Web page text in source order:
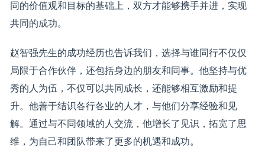
同的价值观和目标的基础上，双方才能够携手并进，实现
共同的成功。
赵智强先生的成功经历也告诉我们，选择与谁同行不仅仅
局限于合作伙伴，还包括身边的朋友和同事。他坚持与优
秀的人为伍，不仅可以共同成长，还能够相互激励和提
升。他善于结识各行各业的人才，与他们分享经验和见
解。通过与不同领域的人交流，他增长了见识，拓宽了思
维，为自己和团队带来了更多的机遇和成功。